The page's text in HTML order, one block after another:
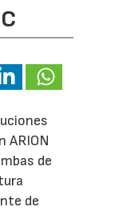
ARION
de
de